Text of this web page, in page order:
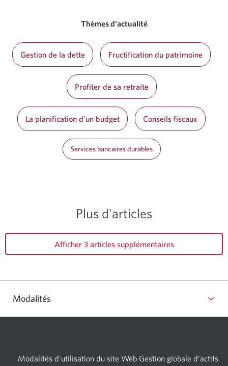
Thèmes d'actualité
Gestion de la dette Fructification du patrimoine
Profiter de sa retraite
La planification d’un budget Conseils fiscaux
Services bancaires durables
Plus d'articles
Afficher 3 articles supplémentaires
Modalités
Modalités d'utilisation du site Web Gestion globale d’actifs